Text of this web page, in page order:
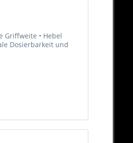
Griffweite • Hebel
Dosierbarkeit und